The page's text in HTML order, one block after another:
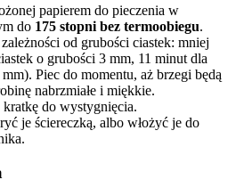
papierem do pieczenia w
do 175 stopni bez termoobiegu.
od grubości ciastek: mniej
o grubości 3 mm, 11 minut dla
Piec do momentu, aż brzegi będą
nabrzmiałe i miękkie.
do wystygnięcia.
je ściereczką, albo włożyć je do